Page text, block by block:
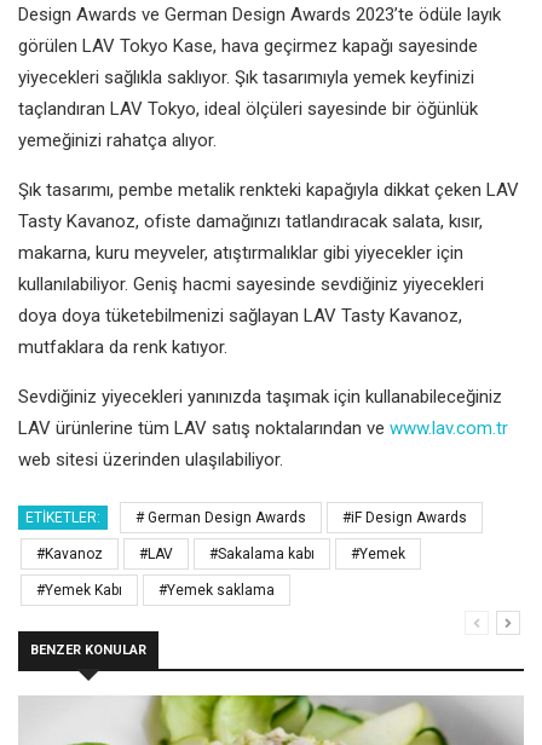
Design Awards ve German Design Awards 2023’te ödüle layık
görülen LAV Tokyo Kase, hava geçirmez kapağı sayesinde
yiyecekleri sağlıkla saklıyor. Şık tasarımıyla yemek keyfinizi
taçlandıran LAV Tokyo, ideal ölçüleri sayesinde bir öğünlük
yemeğinizi rahatça alıyor.
Şık tasarımı, pembe metalik renkteki kapağıyla dikkat çeken LAV
Tasty Kavanoz, ofiste damağınızı tatlandıracak salata, kısır,
makarna, kuru meyveler, atıştırmalıklar gibi yiyecekler için
kullanılabiliyor. Geniş hacmi sayesinde sevdiğiniz yiyecekleri
doya doya tüketebilmenizi sağlayan LAV Tasty Kavanoz,
mutfaklara da renk katıyor.
Sevdiğiniz yiyecekleri yanınızda taşımak için kullanabileceğiniz
LAV ürünlerine tüm LAV satış noktalarından ve www.lav.com.tr
web sitesi üzerinden ulaşılabiliyor.
ETIKETLER: # German Design Awards #iF Design Awards
#Kavanoz #LAV #Sakalama kabı #Yemek
#Yemek Kabı #Yemek saklama
BENZER KONULAR